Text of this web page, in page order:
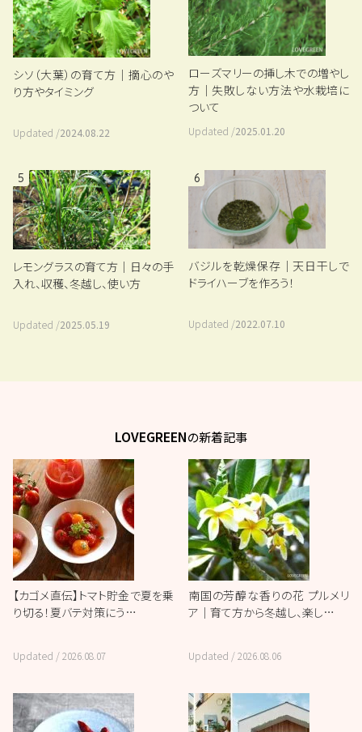
シソ（大葉）の育て方｜摘心のや
り方やタイミング
Updated /2024.08.22
ローズマリーの挿し木での増やし
方｜失敗しない方法や水栽培に
ついて
Updated /2025.01.20
5
レモングラスの育て方｜日々の手
入れ、収穫、冬越し、使い方
Updated /2025.05.19
6
バジルを乾燥保存｜天日干しで
ドライハーブを作ろう！
Updated /2022.07.10
LOVEGREENの新着記事
【カゴメ直伝】トマト貯金で夏を乗
り切る！夏バテ対策にう…
Updated /2026.08.07
南国の芳醇な香りの花 プルメリ
ア｜育て方から冬越し、楽し…
Updated /2026.08.06